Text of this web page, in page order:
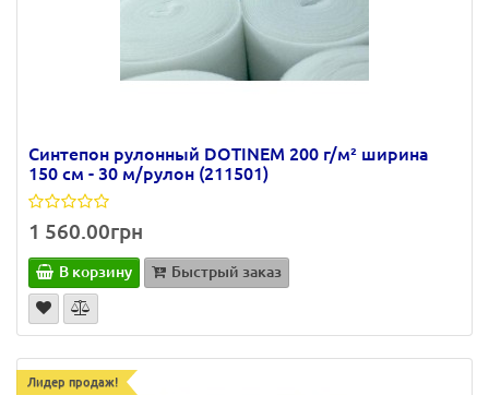
Синтепон рулонный DOTINEM 200 г/м² ширина
150 см - 30 м/рулон (211501)
1 560.00грн
В корзину Быстрый заказ
Лидер продаж!